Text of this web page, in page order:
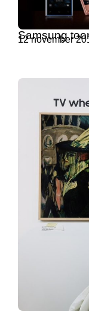
Samsung
12 november